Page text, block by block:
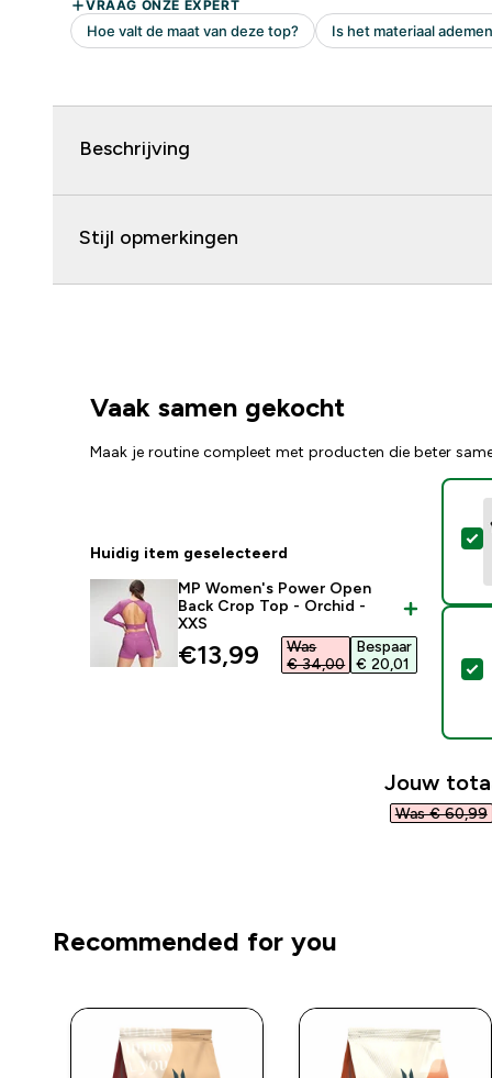
Beschrijving
Stijl opmerkingen
Vaak samen gekocht
Maak je routine compleet met producten die beter
Huidig item geselecteerd
MP Women's Power Open
Back Crop Top - Orchid -
XXS
discounted price
€13,99‎
Was
€ 34,00‎
Bespaar
€ 20,01‎
Jouw
Was € 60,99‎
Recommended for you